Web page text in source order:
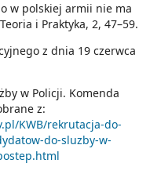
w polskiej armii nie ma
i Praktyka, 2, 47–59.
z dnia 19 czerwca
w Policji. Komenda
z:
KWB/rekrutacja-do-
do-sluzby-w-